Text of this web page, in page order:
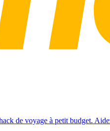
de voyage à petit budget.